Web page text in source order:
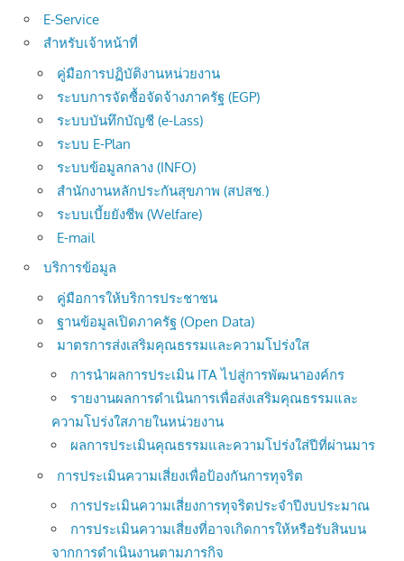
E-Service
สำหรับเจ้าหน้าที่
คู่มือการปฏิบัติงานหน่วยงาน
ระบบการจัดซื้อจัดจ้างภาครัฐ (EGP)
ระบบบันทึกบัญชี (e-Lass)
ระบบ E-Plan
ระบบข้อมูลกลาง (INFO)
สำนักงานหลักประกันสุขภาพ (สปสช.)
ระบบเบี้ยยังชีพ (Welfare)
E-mail
บริการข้อมูล
คู่มือการให้บริการประชาชน
ฐานข้อมูลเปิดภาครัฐ (Open Data)
มาตรการส่งเสริมคุณธรรมและความโปร่งใส
การนำผลการประเมิน ITA ไปสู่การพัฒนาองค์กร
รายงานผลการดำเนินการเพื่อส่งเสริมคุณธรรมและ
ความโปร่งใสภายในหน่วยงาน
ผลการประเมินคุณธรรมและความโปร่งใส่ปีที่ผ่านมาร
การประเมินความเสี่ยงเพื่อป้องกันการทุจริต
การประเมินความเสี่ยงการทุจริตประจำปีงบประมาณ
การประเมินความเสี่ยงที่อาจเกิดการให้หรือรับสินบน
จากการดำเนินงานตามภารกิจ